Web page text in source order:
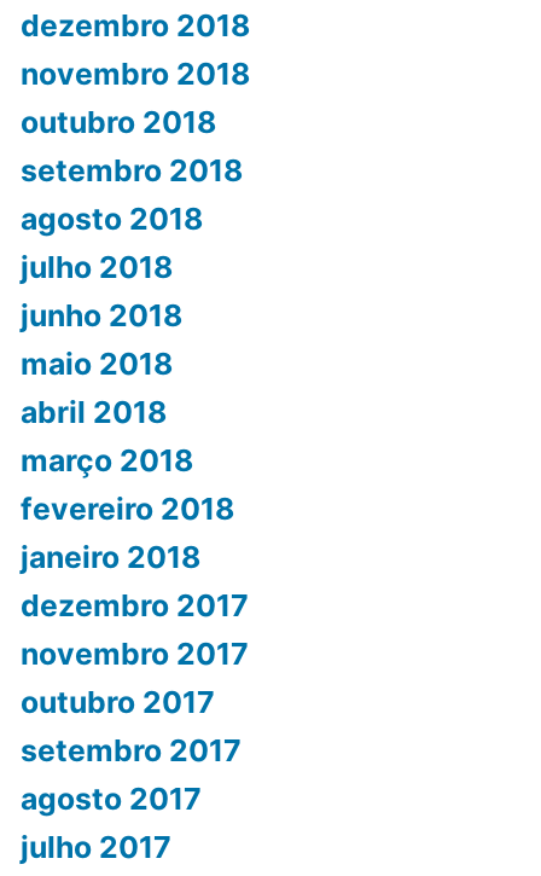
dezembro 2018
novembro 2018
outubro 2018
setembro 2018
agosto 2018
julho 2018
junho 2018
maio 2018
abril 2018
março 2018
fevereiro 2018
janeiro 2018
dezembro 2017
novembro 2017
outubro 2017
setembro 2017
agosto 2017
julho 2017